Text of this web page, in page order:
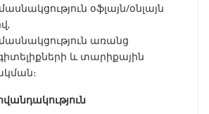
օֆլայն/օնլայն
առանց
և տարիքային